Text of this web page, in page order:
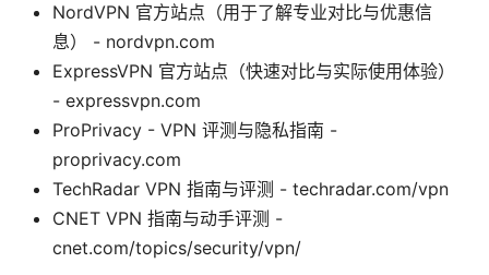
NordVPN 官方站点（用于了解专业对比与优惠信
息） - nordvpn.com
ExpressVPN 官方站点（快速对比与实际使用体验）
- expressvpn.com
ProPrivacy - VPN 评测与隐私指南 -
proprivacy.com
TechRadar VPN 指南与评测 - techradar.com/vpn
CNET VPN 指南与动手评测 -
cnet.com/topics/security/vpn/